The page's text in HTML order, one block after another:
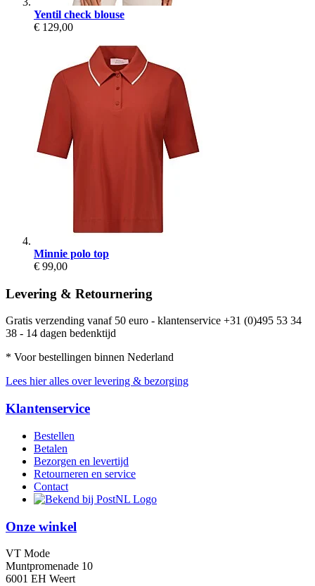
Yentil check blouse
€ 129,00
Minnie polo top
€ 99,00
Levering & Retournering
Gratis verzending vanaf 50 euro - klantenservice +31 (0)495 53 34
38 - 14 dagen bedenktijd
* Voor bestellingen binnen Nederland
Lees hier alles over levering & bezorging
Klantenservice
Bestellen
Betalen
Bezorgen en levertijd
Retourneren en service
Contact
Onze winkel
VT Mode
Muntpromenade 10
6001 EH Weert